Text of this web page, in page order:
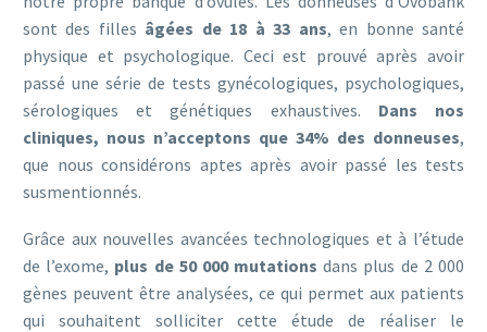
sont des filles âgées de 18 à 33 ans, en bonne santé
physique et psychologique. Ceci est prouvé après avoir
passé une série de tests gynécologiques, psychologiques,
sérologiques et génétiques exhaustives. Dans nos
cliniques, nous n’acceptons que 34% des donneuses,
que nous considérons aptes après avoir passé les tests
susmentionnés.
Grâce aux nouvelles avancées technologiques et à l’étude
de l’exome, plus de 50 000 mutations dans plus de 2 000
gènes peuvent être analysées, ce qui permet aux patients
qui souhaitent solliciter cette étude de réaliser le